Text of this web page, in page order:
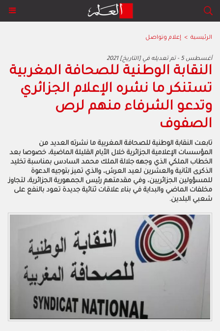
الرئيسية > إعلام وتواصل
2021 أغسطس 5 - تم تعديله في [التاريخ]
النقابة الوطنية للصحافة المغربية
تستنكر ما نشره الإعلام الجزائري
وتدعو الشرفاء منهم لرص
الصفوف
تابعت النقابة الوطنية للصحافة المغربية ما نشرته العديد من
المؤسسات الإعلامية الجزائرية خلال الأيام القليلة الماضية، خصوصا بعد
الخطاب الملكي الذي وجهه جلالة الملك محمد السادس بمناسبة تخليد
الذكرى الثانية والعشرين لعيد العرش، والذي تميز بتوجيه الدعوة
للمسؤولين الجزائريين، وفي مقدمتهم رئيس الجمهورية الجزائرية، لتجاوز
مخلفات الماضي والبداية في بناء علاقات ثنائية جديدة تعود بالنفع على
شعبي البلدين.